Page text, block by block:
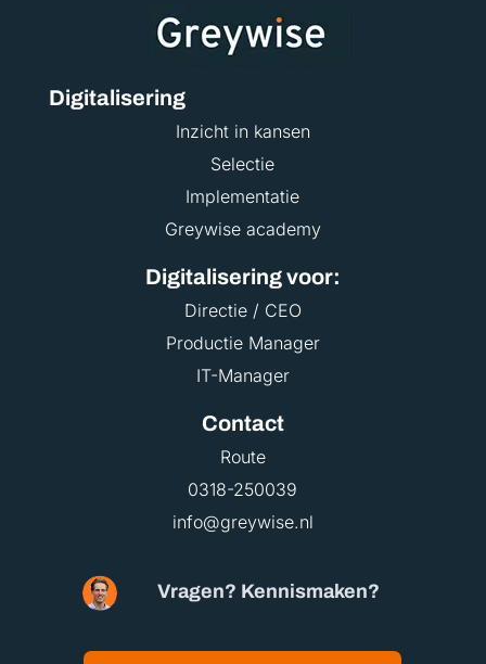
Digitalisering
Inzicht in kansen
Selectie
Implementatie
Greywise academy
Digitalisering voor:
Directie / CEO
Productie Manager
IT-Manager
Contact
Route
0318-250039
info@greywise.nl
Vragen? Kennismaken?